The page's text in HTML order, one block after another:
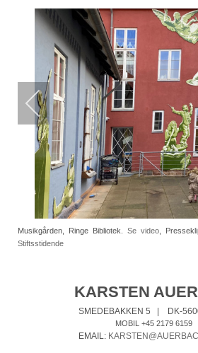
Musikgården, Ringe Bibliotek. Se video ,
Stiftsstidende
KARSTEN
SMEDEBAKKEN 5 | DK-
MOBIL +45 2179 6159
EMAIL: